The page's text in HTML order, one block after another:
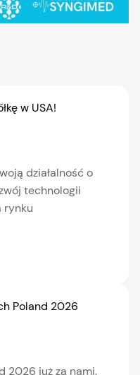
w USA!
działalność o
technologii
rynku
Poland 2026
2026 już za nami.